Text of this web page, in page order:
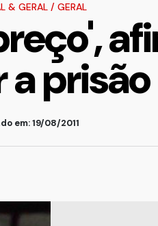
& GERAL/ GERAL
a prisão
em: 19/08/2011